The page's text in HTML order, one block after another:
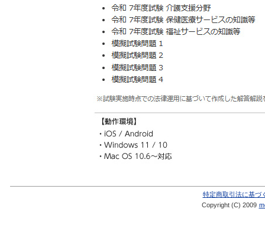
特定商取引法に基づ
Copyright (C) 2009